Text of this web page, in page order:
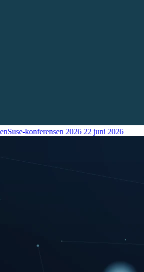
konferensen 2026 22 juni 2026